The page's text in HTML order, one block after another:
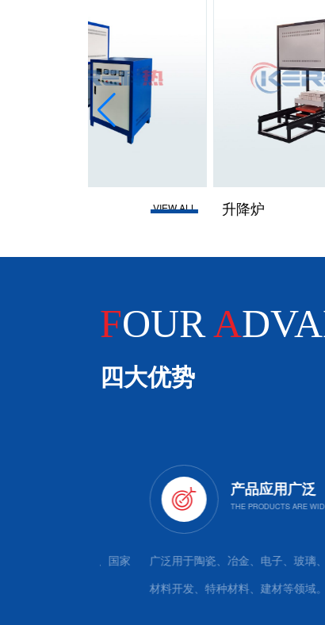
VIEW ALL
FOURA
四大优势
产品应用广泛
广泛用于陶瓷、冶金、电子、玻璃、发光材
材料开发、特种材料、建材等领域。